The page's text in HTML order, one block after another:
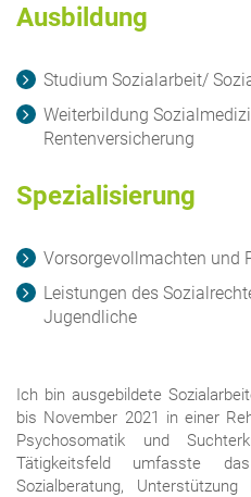
Ausbildung
Studium Sozialarbeit/
Weiterbildung
Rentenversicherung
Spezialisierung
Vorsorgevollmachten und
Leistungen des
Jugendliche
Ich bin ausgebildete
bis November 2021 in einer
Psychosomatik und
Tätigkeitsfeld umfasste
Sozialberatung, Unterstützung